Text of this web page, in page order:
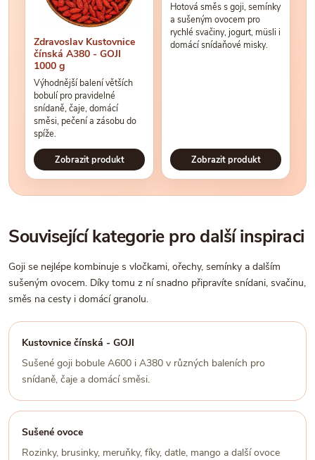
Zdravoslav Kustovnice
čínská A380 - GOJI
1000 g
Výhodnější balení větších
bobulí pro pravidelné
snídaně, čaje, domácí
směsi, pečení a zásobu do
spíže.
Zobrazit produkt
Hotová směs s goji, semínky
a sušeným ovocem pro
rychlé svačiny, jogurt, müsli i
domácí snídaňové misky.
Zobrazit produkt
Související kategorie pro další inspiraci
Goji se nejlépe kombinuje s vločkami, ořechy, semínky a dalším
sušeným ovocem. Díky tomu z ní snadno připravíte snídani, svačinu,
směs na cesty i domácí granolu.
Kustovnice čínská - GOJI
Sušené goji bobule A600 i A380 v různých baleních pro
snídaně, čaje a domácí směsi.
Sušené ovoce
Rozinky, brusinky, meruňky, fíky, datle, mango a další ovoce